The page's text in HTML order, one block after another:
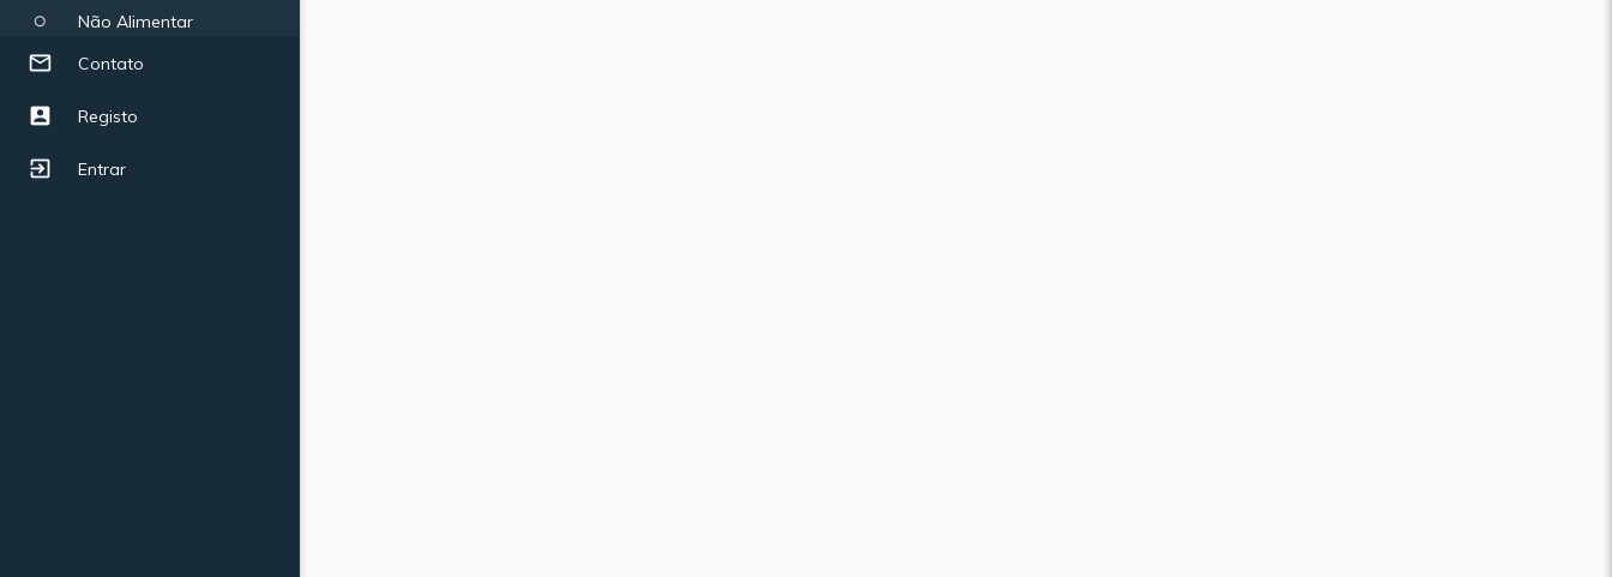
radio_button_unchecked Não Alimentar
mail_outline Contato
account_box Registo
exit_to_app Entrar